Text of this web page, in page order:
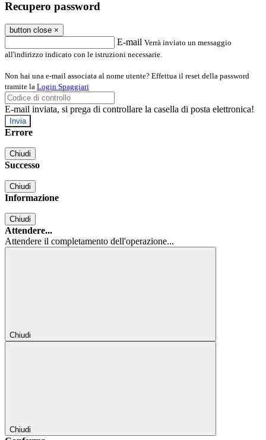
Recupero password
button close ×
E-mail Verrà inviato un messaggio
all'indirizzo indicato con le istruzioni necessarie.
Non hai una e-mail associata al nome utente? Effettua il reset della password
tramite la Login Spaggiari
E-mail inviata, si prega di controllare la casella di posta elettronica!
Errore
Chiudi
Successo
Chiudi
Informazione
Chiudi
Attendere...
Attendere il completamento dell'operazione...
Chiudi
Chiudi